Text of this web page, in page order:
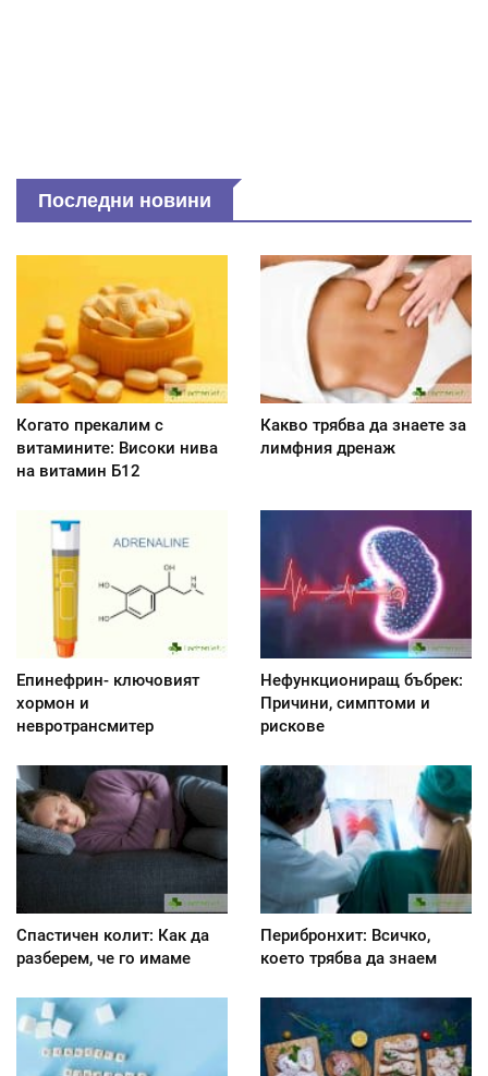
Последни новини
Когато прекалим с
витамините: Високи нива
на витамин Б12
Какво трябва да знаете за
лимфния дренаж
Епинефрин- ключовият
хормон и
невротрансмитер
Нефункциониращ бъбрек:
Причини, симптоми и
рискове
Спастичен колит: Как да
разберем, че го имаме
Перибронхит: Всичко,
което трябва да знаем